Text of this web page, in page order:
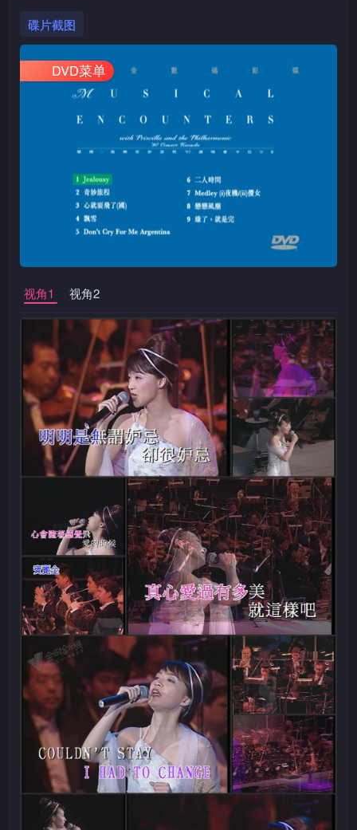
碟片截图
DVD菜单
视角1 视角2